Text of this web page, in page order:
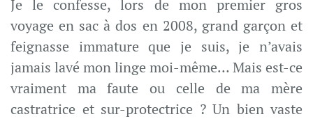
Je le confesse, lors de mon premier gros
voyage en sac à dos en 2008, grand garçon et
feignasse immature que je suis, je n’avais
jamais lavé mon linge moi-même… Mais est-ce
vraiment ma faute ou celle de ma mère
castratrice et sur-protectrice ? Un bien vaste